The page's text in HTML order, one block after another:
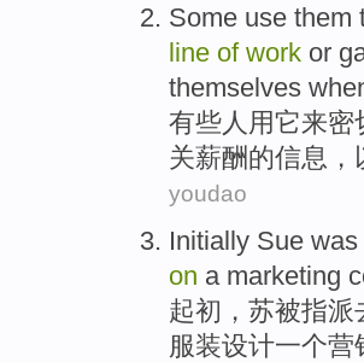
Some use them
line of work or
themselves
有些人 用它来密
关薪酬的信息
youdao
Initially Sue was
on a marketing
起初 ， 苏被指派
服装设计一个营